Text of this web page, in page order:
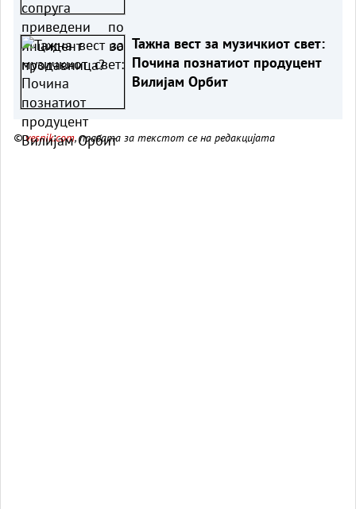
Тажна вест за музичкиот свет:
Почина познатиот продуцент
Вилијам Орбит
©vesnik.com, правата за текстот се на редакцијата